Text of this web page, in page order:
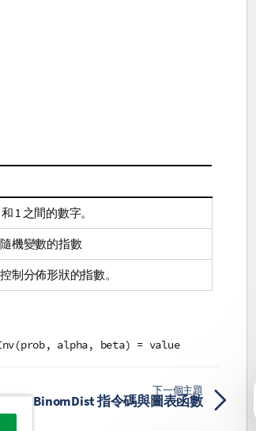
1 之間的數字。
機變數的指數
制分佈形狀的指數。
alpha, beta) = value
下一個主題
BinomDist 指令碼與圖表函數